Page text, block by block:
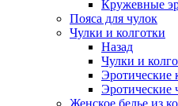
Кружевные
Пояса для чулок
Чулки и колготки
Назад
Чулки и
Эротические
Эротические
Женское белье из